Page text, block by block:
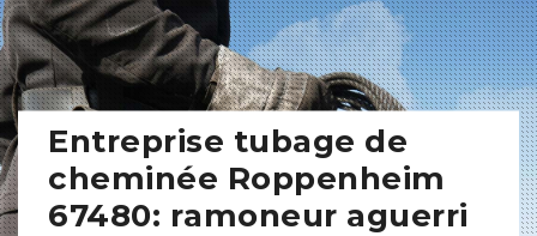
Entreprise tubage de
cheminée Roppenheim
67480: ramoneur aguerri